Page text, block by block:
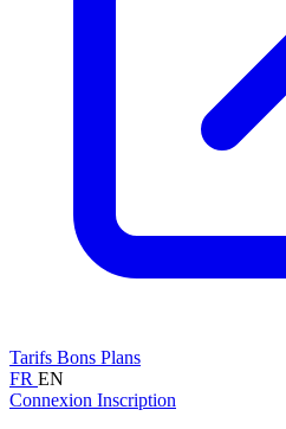
Tarifs Bons Plans
FR EN
Connexion Inscription